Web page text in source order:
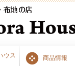
ウス
商品情報